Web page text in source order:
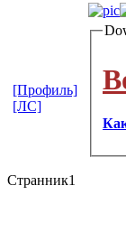
[Профиль]
[ЛС]
Странник1